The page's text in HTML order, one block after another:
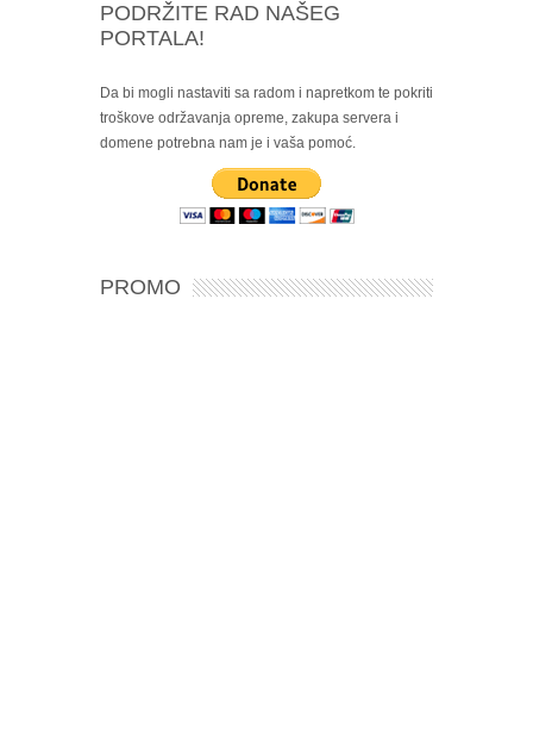
PODRŽITE RAD NAŠEG
PORTALA!
Da bi mogli nastaviti sa radom i napretkom te pokriti
troškove održavanja opreme, zakupa servera i
domene potrebna nam je i vaša pomoć.
PROMO